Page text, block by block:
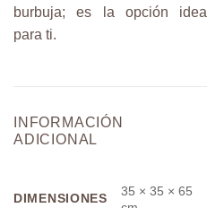
burbuja; es la opción ideal
para ti.
INFORMACIÓN
ADICIONAL
DIMENSIONES
35 × 35 × 65